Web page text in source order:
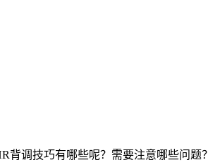
调技巧有哪些呢？需要注意哪些问题？